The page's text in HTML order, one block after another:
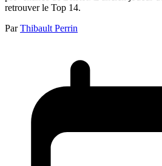
retrouver le Top 14.
Par Thibault Perrin